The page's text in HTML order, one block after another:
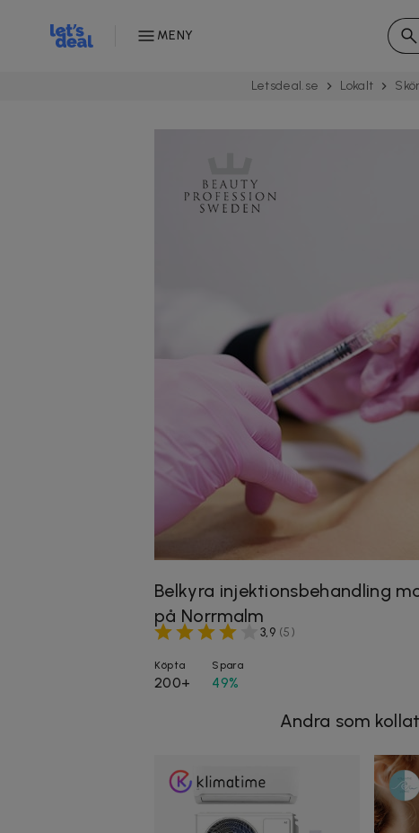
MENY
Letsdeal.se Lokalt
Belkyra injektionsbehandling
på Norrmalm
3,9 (5)
Köpta
200+
Spara
49%
Andra som